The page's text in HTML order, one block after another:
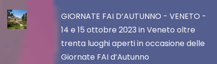
GIORNATE FAI D’AUTUNNO - VENETO -
14 e 15 ottobre 2023 in Veneto oltre
trenta luoghi aperti in occasione delle
Giornate FAI d’Autunno